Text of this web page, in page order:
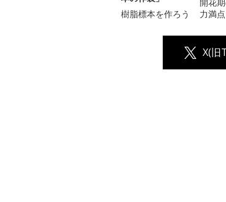
樹脂標本を作ろう
開花
力満点
X(旧